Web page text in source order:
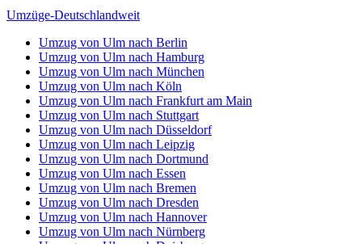
Umzüge-Deutschlandweit
Umzug von Ulm nach Berlin
Umzug von Ulm nach Hamburg
Umzug von Ulm nach München
Umzug von Ulm nach Köln
Umzug von Ulm nach Frankfurt am Main
Umzug von Ulm nach Stuttgart
Umzug von Ulm nach Düsseldorf
Umzug von Ulm nach Leipzig
Umzug von Ulm nach Dortmund
Umzug von Ulm nach Essen
Umzug von Ulm nach Bremen
Umzug von Ulm nach Dresden
Umzug von Ulm nach Hannover
Umzug von Ulm nach Nürnberg